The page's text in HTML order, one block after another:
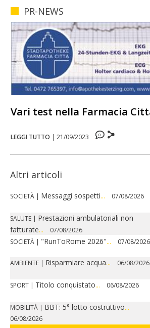
PR-NEWS
Vari test nella Farmacia
LEGGI TUTTO | 21/09/2023 0
Altri articoli
SOCIETÀ | Messaggi sospetti... 07/08/2026
SALUTE | Prestazioni ambulatoriali non
fatturate... 07/08/2026
SOCIETÀ | "RunToRome 2026"... 07/08/2026
AMBIENTE | Risparmiare acqua... 06/08/2026
SPORT | Titolo conquistato... 06/08/2026
MOBILITÀ | BBT: 5° lotto costruttivo...
06/08/2026